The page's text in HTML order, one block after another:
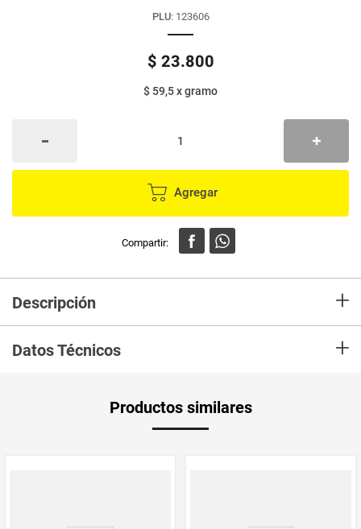
PLU: 123606
$ 23.800
$ 59,5xgramo
Agregar
Descripción +
g.Mezcla de mani,almendras y marañones
Datos Técnicos +
Productos similares